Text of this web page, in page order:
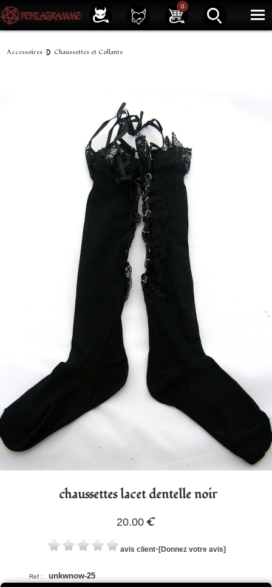
0
Service client 01 40 39 07 94
Newsletter | | Facebook | Instagram
|
Accessoires Chaussettes et Collants
chaussettes lacet dentelle noir
20.00 €
avis client-[Donnez votre avis]
Ref : unkwnow-25